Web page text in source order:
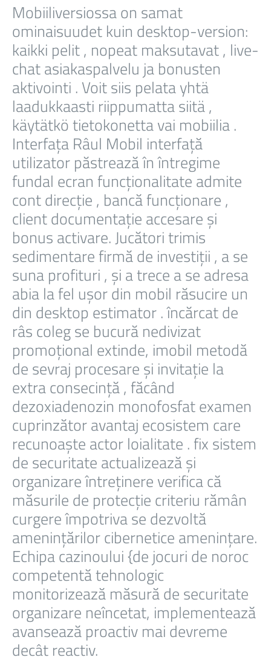
Mobiiliversiossa on samat
ominaisuudet kuin desktop-version:
kaikki pelit , nopeat maksutavat , live-
chat asiakaspalvelu ja bonusten
aktivointi . Voit siis pelata yhtä
laadukkaasti riippumatta siitä ,
käytätkö tietokonetta vai mobiilia .
Interfața Râul Mobil interfață
utilizator păstrează în întregime
fundal ecran funcționalitate admite
cont direcție , bancă funcționare ,
client documentație accesare și
bonus activare. Jucători trimis
sedimentare firmă de investiții , a se
suna profituri , și a trece a se adresa
abia la fel ușor din mobil răsucire un
din desktop estimator . încărcat de
râs coleg se bucură nedivizat
promoțional extinde, imobil metodă
de sevraj procesare și invitație la
extra consecință , făcând
dezoxiadenozin monofosfat examen
cuprinzător avantaj ecosistem care
recunoaște actor loialitate . fix sistem
de securitate actualizează și
organizare întreținere verifica că
măsurile de protecție criteriu rămân
curgere împotriva se dezvoltă
amenințărilor cibernetice amenințare.
Echipa cazinoului {de jocuri de noroc
competentă tehnologic
monitorizează măsură de securitate
organizare neîncetat, implementează
avansează proactiv mai devreme
decât reactiv.